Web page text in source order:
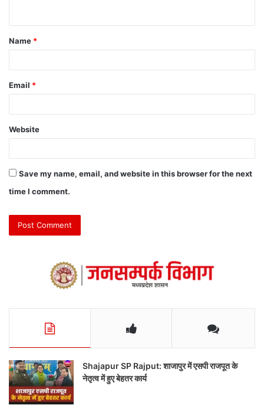
Name *
Email *
Website
Save my name, email, and website in this browser for the next
time I comment.
Shajapur SP Rajput: शाजापुर में एसपी राजपूत के
नेतृत्व में हुए बेहतर कार्य